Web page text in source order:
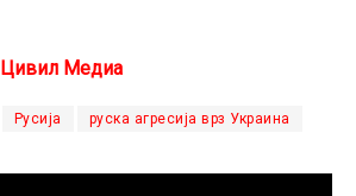
Цивил Медиа
Русија руска агресија врз Украина